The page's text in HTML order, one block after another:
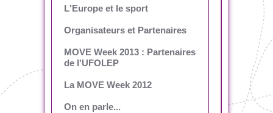
L'Europe et le sport
Organisateurs et Partenaires
MOVE Week 2013 : Partenaires
de l'UFOLEP
La MOVE Week 2012
On en parle...